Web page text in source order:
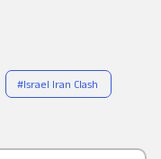
#Israel Iran Clash